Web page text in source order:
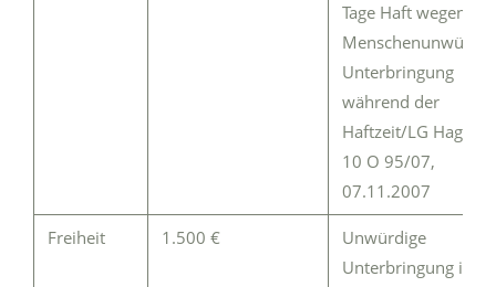
Tage Haft wegen
Unterbringung
während der
Haftzeit/LG Hagen:
10 O 95/07,
07.11.2007
Freiheit 1.500 €
Unwürdige
Unterbringung in